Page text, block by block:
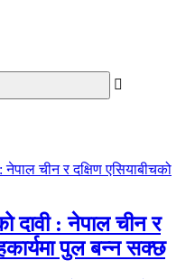
दावी : नेपाल चीन र
पुल बन्न सक्छ